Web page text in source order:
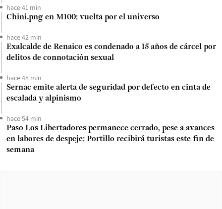
hace 41 min
Chini.png en M100: vuelta por el universo
hace 42 min
Exalcalde de Renaico es condenado a 15 años de cárcel por
delitos de connotación sexual
hace 48 min
Sernac emite alerta de seguridad por defecto en cinta de
escalada y alpinismo
hace 54 min
Paso Los Libertadores permanece cerrado, pese a avances
en labores de despeje: Portillo recibirá turistas este fin de
semana